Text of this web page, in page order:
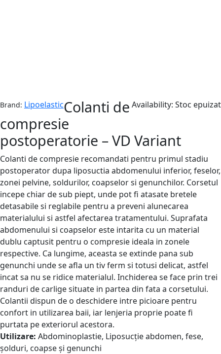
Availability: Stoc epuizat
Brand: LipoelasticColanti de
compresie
postoperatorie – VD Variant
Colanti de compresie recomandati pentru primul stadiu
postoperator dupa liposuctia abdomenului inferior, feselor,
zonei pelvine, soldurilor, coapselor si genunchilor. Corsetul
incepe chiar de sub piept, unde pot fi atasate bretele
detasabile si reglabile pentru a preveni alunecarea
materialului si astfel afectarea tratamentului. Suprafata
abdomenului si coapselor este intarita cu un material
dublu captusit pentru o compresie ideala in zonele
respective. Ca lungime, aceasta se extinde pana sub
genunchi unde se afla un tiv ferm si totusi delicat, astfel
incat sa nu se ridice materialul. Inchiderea se face prin trei
randuri de carlige situate in partea din fata a corsetului.
Colantii dispun de o deschidere intre picioare pentru
confort in utilizarea baii, iar lenjeria proprie poate fi
purtata pe exteriorul acestora.
Utilizare: Abdominoplastie, Liposucție abdomen, fese,
șolduri, coapse și genunchi